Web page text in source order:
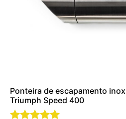
Ponteira de escapamento
Triumph Speed 400